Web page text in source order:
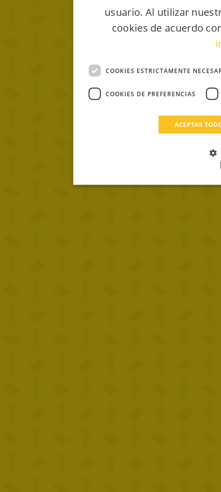
usuario. Al utilizar
cookies de acuerdo
COOKIES ESTRICTAMENTE
COOKIES DE PREFERENCIAS
ACEPTAR